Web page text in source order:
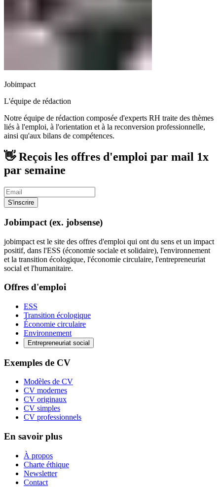
Jobimpact
L'équipe de rédaction
Notre équipe de rédaction composée d'experts RH traite des thèmes
liés à l'emploi, à l'orientation et à la reconversion professionnelle,
ainsi qu'aux bilans de compétences.
👋 Reçois les offres d'emploi par mail 1x
par semaine
S'inscrire
Jobimpact (ex. jobsense)
jobimpact est le site des offres d'emploi qui ont du sens et un impact
positif, dans l'ESS (économie sociale et solidaire), l'environnement
et la transition écologique, l'économie circulaire, l'entrepreneuriat
social et l'humanitaire.
Offres d'emploi
ESS
Transition écologique
Économie circulaire
Environnement
Entrepreneuriat social
Exemples de CV
Modèles de CV
CV modernes
CV originaux
CV simples
CV professionnels
En savoir plus
À propos
Charte éthique
Newsletter
Contact